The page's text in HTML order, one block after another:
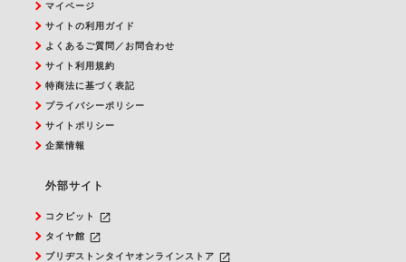
マイページ
サイトの利用ガイド
よくあるご質問／お問合わせ
サイト利用規約
特商法に基づく表記
プライバシーポリシー
サイトポリシー
企業情報
外部サイト
コクピット launch
タイヤ館 launch
ブリヂストンタイヤオンラインストア launch